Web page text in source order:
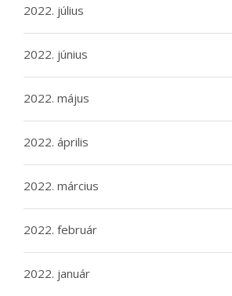
2022. július
2022. június
2022. május
2022. április
2022. március
2022. február
2022. január